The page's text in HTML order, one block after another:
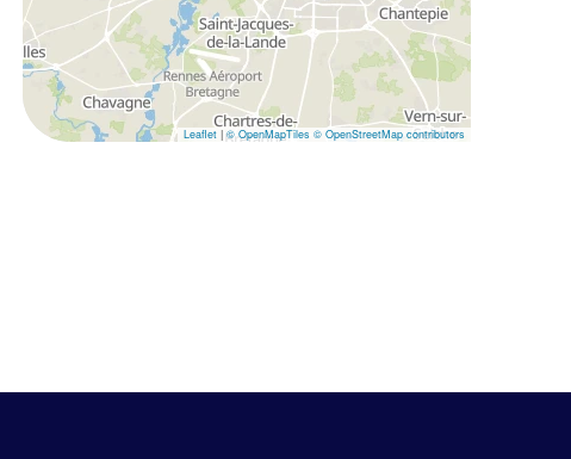
Leaflet | © OpenMapTiles © OpenStreetMap contributors